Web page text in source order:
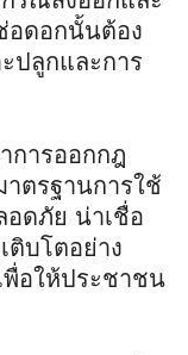
อดอกนั้นต้อง
ปลูกและการ
การออกกฎ
าตรฐานการใช้
ดภัย น่าเชื่อ
ติบโตอย่าง
พื่อให้ประชาชน